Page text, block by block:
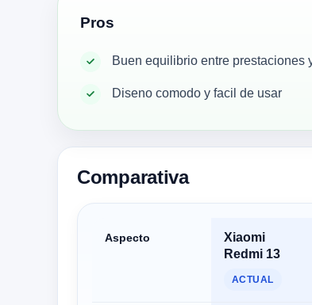
Pros
Buen equilibrio entre prestaciones
Diseno comodo y facil de usar
Comparativa
Aspecto
Xiaomi
Redmi 13
ACTUAL